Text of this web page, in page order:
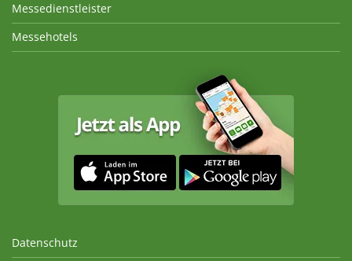
Messedienstleister
Messehotels
Datenschutz